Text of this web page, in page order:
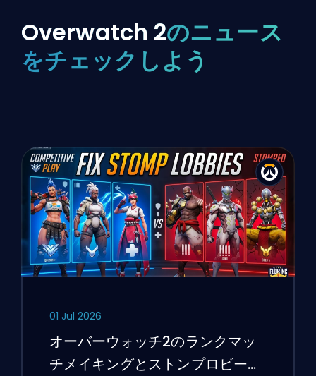
Overwatch 2のニュース
をチェックしよう
01 Jul 2026
オーバーウォッチ2のランクマッ
チメイキングとストンプロビーを